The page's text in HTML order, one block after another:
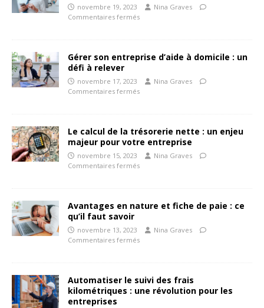
novembre 19, 2023
Nina Graves
Commentaires fermés
Gérer son entreprise d’aide à domicile : un
défi à relever
novembre 17, 2023
Nina Graves
Commentaires fermés
Le calcul de la trésorerie nette : un enjeu
majeur pour votre entreprise
novembre 15, 2023
Nina Graves
Commentaires fermés
Avantages en nature et fiche de paie : ce
qu’il faut savoir
novembre 13, 2023
Nina Graves
Commentaires fermés
Automatiser le suivi des frais
kilométriques : une révolution pour les
entreprises